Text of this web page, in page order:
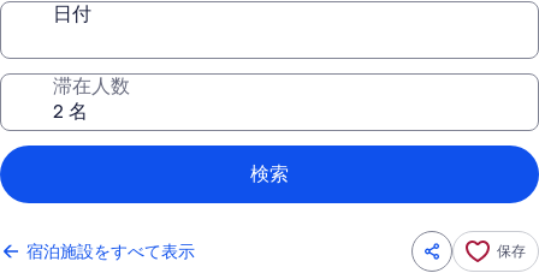
日付
滞在人数
検索
宿泊施設をすべて表示 保存